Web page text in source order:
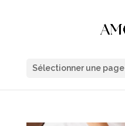
Sélectionner une page